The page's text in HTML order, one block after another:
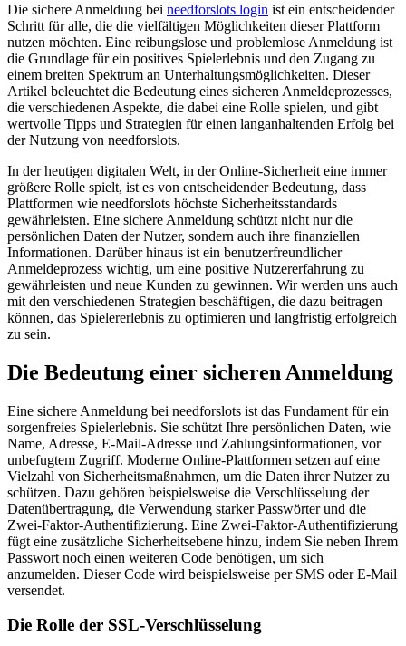
Die sichere Anmeldung bei needforslots login ist ein entscheidender
Schritt für alle, die die vielfältigen Möglichkeiten dieser Plattform
nutzen möchten. Eine reibungslose und problemlose Anmeldung ist
die Grundlage für ein positives Spielerlebnis und den Zugang zu
einem breiten Spektrum an Unterhaltungsmöglichkeiten. Dieser
Artikel beleuchtet die Bedeutung eines sicheren Anmeldeprozesses,
die verschiedenen Aspekte, die dabei eine Rolle spielen, und gibt
wertvolle Tipps und Strategien für einen langanhaltenden Erfolg bei
der Nutzung von needforslots.
In der heutigen digitalen Welt, in der Online-Sicherheit eine immer
größere Rolle spielt, ist es von entscheidender Bedeutung, dass
Plattformen wie needforslots höchste Sicherheitsstandards
gewährleisten. Eine sichere Anmeldung schützt nicht nur die
persönlichen Daten der Nutzer, sondern auch ihre finanziellen
Informationen. Darüber hinaus ist ein benutzerfreundlicher
Anmeldeprozess wichtig, um eine positive Nutzererfahrung zu
gewährleisten und neue Kunden zu gewinnen. Wir werden uns auch
mit den verschiedenen Strategien beschäftigen, die dazu beitragen
können, das Spielererlebnis zu optimieren und langfristig erfolgreich
zu sein.
Die Bedeutung einer sicheren Anmeldung
Eine sichere Anmeldung bei needforslots ist das Fundament für ein
sorgenfreies Spielerlebnis. Sie schützt Ihre persönlichen Daten, wie
Name, Adresse, E-Mail-Adresse und Zahlungsinformationen, vor
unbefugtem Zugriff. Moderne Online-Plattformen setzen auf eine
Vielzahl von Sicherheitsmaßnahmen, um die Daten ihrer Nutzer zu
schützen. Dazu gehören beispielsweise die Verschlüsselung der
Datenübertragung, die Verwendung starker Passwörter und die
Zwei-Faktor-Authentifizierung. Eine Zwei-Faktor-Authentifizierung
fügt eine zusätzliche Sicherheitsebene hinzu, indem Sie neben Ihrem
Passwort noch einen weiteren Code benötigen, um sich
anzumelden. Dieser Code wird beispielsweise per SMS oder E-Mail
versendet.
Die Rolle der SSL-Verschlüsselung